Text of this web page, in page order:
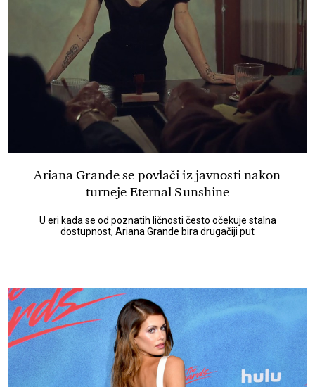
Ariana Grande se povlači iz javnosti nakon
turneje Eternal Sunshine
U eri kada se od poznatih ličnosti često očekuje stalna
dostupnost, Ariana Grande bira drugačiji put